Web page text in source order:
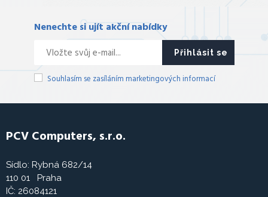
Nenechte si ujít akční nabídky
Přihlásit se
Souhlasím se zasíláním marketingových informací
PCV Computers, s.r.o.
Sídlo: Rybná 682/14
110 01 Praha
IČ: 26084121